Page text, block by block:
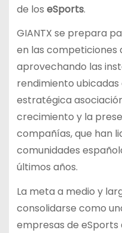
de los eSports.
GIANTX se prepara
en las competiciones
aprovechando las
rendimiento
estratégica
crecimiento y la
compañías, que han
comunidades
últimos años.
La meta a medio y
consolidarse como
empresas de eSports